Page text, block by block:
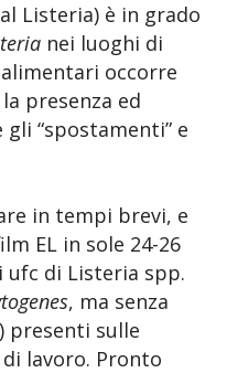
Listeria) è in grado
nei luoghi di
occorre
presenza ed
“spostamenti” e
in tempi brevi, e
EL in sole 24-26
di Listeria spp.
, ma senza
presenti sulle
lavoro. Pronto